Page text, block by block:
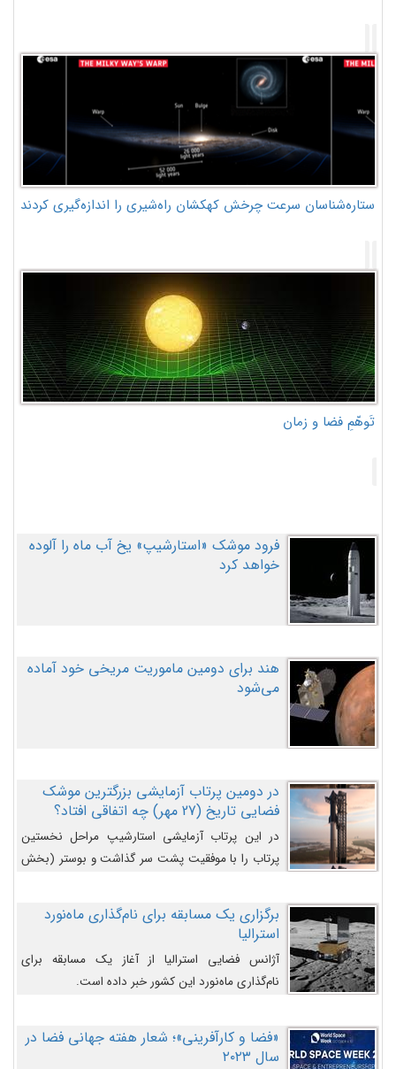
ستاره‌شناسان سرعت چرخش کهکشان راه‌شیری را اندازه‌گیری کردند
تَوهّمِ فضا و زمان
فرود موشک «استارشیپ» یخ آب ماه را آلوده
خواهد کرد
هند برای دومین ماموریت مریخی خود آماده
می‌شود
در دومین پرتاب آزمایشی بزرگترین موشک
فضایی تاریخ (27 مهر‌) چه اتفاقی افتاد؟
در این پرتاب آزمایشی استارشیپ مراحل نخستین
پرتاب را با موفقیت پشت سر گذاشت و بوستر (بخش
را وارد مسیر از پیش تعیین‌شده کند و سپس با یک
مکانیزم جدید با موفقیت از آن جدا شود. ‌
برگزاری یک مسابقه برای نام‌گذاری ماه‌نورد
استرالیا
آژانس فضایی استرالیا از آغاز یک مسابقه برای
نام‌گذاری ماه‌نورد این کشور خبر داده است.
«فضا و کارآفرینی»؛ شعار هفته جهانی فضا در
سال ۲۰۲۳